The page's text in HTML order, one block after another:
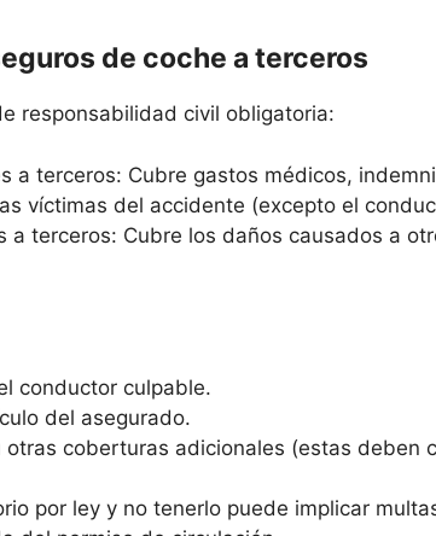
de coche a terceros
responsabilidad civil obligatoria:
a terceros: Cubre gastos médicos,
víctimas del accidente (excepto el
a terceros: Cubre los daños causados a
conductor culpable.
del asegurado.
otras coberturas adicionales (estas deben
por ley y no tenerlo puede implicar